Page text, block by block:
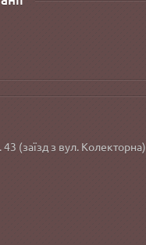
(заїзд з вул. Колекторна)